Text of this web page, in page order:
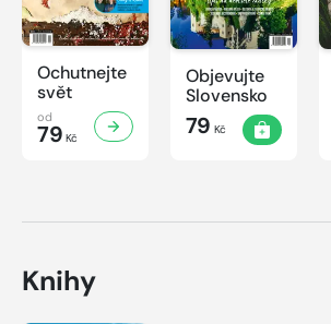
Ochutnejte
svět
od
79 Kč
Objevujte
Slovensko
79 Kč
Knihy